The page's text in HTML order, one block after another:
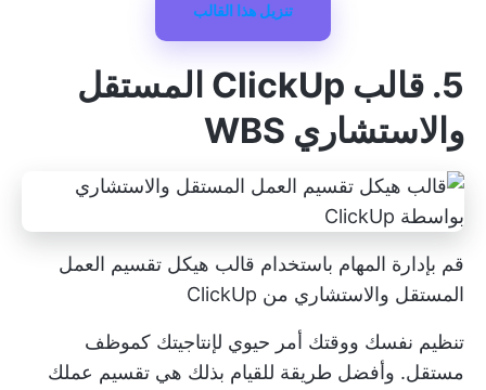
تنزيل هذا القالب
5. قالب ClickUp المستقل
والاستشاري WBS
قم بإدارة المهام باستخدام قالب هيكل تقسيم العمل
المستقل والاستشاري من ClickUp
تنظيم نفسك ووقتك أمر حيوي لإنتاجيتك كموظف
مستقل. وأفضل طريقة للقيام بذلك هي تقسيم عملك